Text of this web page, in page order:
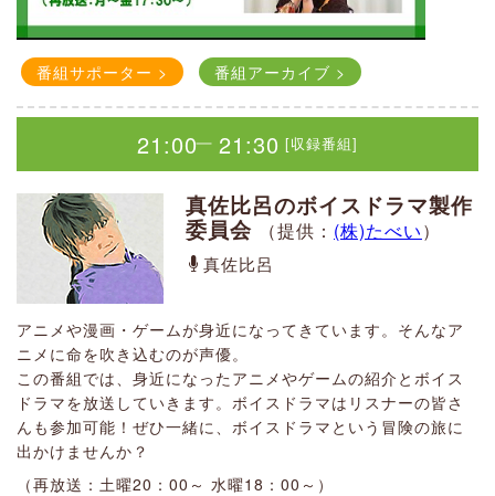
番組サポーター > 番組アーカイブ >
番組サポーター > 番組アーカイブ >
21:00｜21:30 [収録番組]
スター☆彡パラダイス
みどり
かわのDAのふっかいい話
かわのDA
ゆっかいい(愉快)なかわのDAが
深谷のいいとこ「ふっかいい」発見！もっかいい(もう一回)聴
きたくなる番組
（再放送：木曜18：00～ 日曜21：00～）
番組サポーター >
深谷防災インフォメーション
18:30｜19:00 [収録番組]
西田梨沙のこころの演歌（再
放送）
毎週月曜日から金曜日まで、各テーマに沿って、長い間親し
まれ、歌い継がれてきた名曲から、人気のヒット曲を演歌歌
手 西田梨沙のナレーションを重ねてお送りする演歌番組で
す。
（再放送：月～金18：30～）
番組サポーター > 番組アーカイブ >
21:00｜ 21:30 [収録番組]
真佐比呂のボイスドラマ製作
委員会
（提供： (株)たべい）
真佐比呂
アニメや漫画・ゲームが身近になってきています。そんなア
ニメに命を吹き込むのが声優。
この番組では、身近になったアニメやゲームの紹介とボイス
ドラマを放送していきます。ボイスドラマはリスナーの皆さ
んも参加可能！ぜひ一緒に、ボイスドラマという冒険の旅に
出かけませんか？
（再放送：土曜20：00～ 水曜18：00～）